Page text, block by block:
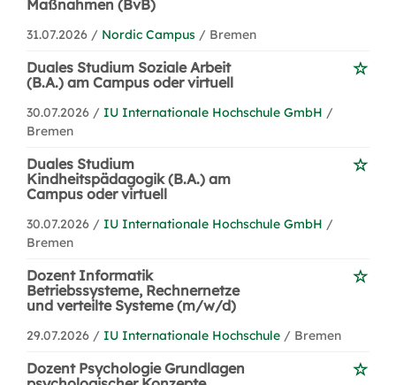
Maßnahmen (BvB)
31.07.2026 / Nordic Campus / Bremen
Duales Studium Soziale Arbeit
(B.A.) am Campus oder virtuell
30.07.2026 / IU Internationale Hochschule GmbH /
Bremen
Duales Studium
Kindheitspädagogik (B.A.) am
Campus oder virtuell
30.07.2026 / IU Internationale Hochschule GmbH /
Bremen
Dozent Informatik
Betriebssysteme, Rechnernetze
und verteilte Systeme (m/w/d)
29.07.2026 / IU Internationale Hochschule / Bremen
Dozent Psychologie Grundlagen